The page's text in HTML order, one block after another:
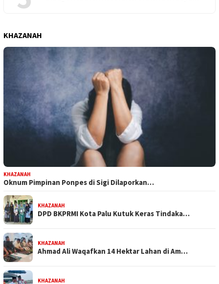
KHAZANAH
KHAZANAH
Oknum Pimpinan Ponpes di Sigi Dilaporkan…
KHAZANAH
DPD BKPRMI Kota Palu Kutuk Keras Tindaka…
KHAZANAH
Ahmad Ali Waqafkan 14 Hektar Lahan di Am…
KHAZANAH